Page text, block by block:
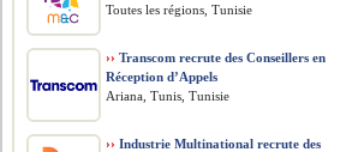
Toutes les régions, Tunisie
›› Transcom recrute des Conseillers en
Réception d’Appels
Ariana, Tunis, Tunisie
›› Industrie Multinational recrute des